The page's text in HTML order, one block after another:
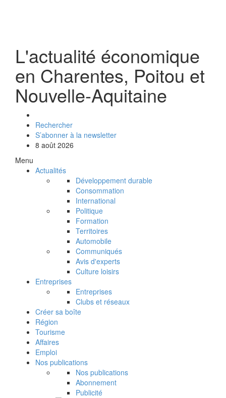
L'actualité économique
en Charentes, Poitou et
Nouvelle-Aquitaine
Rechercher
S’abonner à la newsletter
8 août 2026
Menu
Actualités
Développement durable
Consommation
International
Politique
Formation
Territoires
Automobile
Communiqués
Avis d'experts
Culture loisirs
Entreprises
Entreprises
Clubs et réseaux
Créer sa boîte
Région
Tourisme
Affaires
Emploi
Nos publications
Nos publications
Abonnement
Publicité